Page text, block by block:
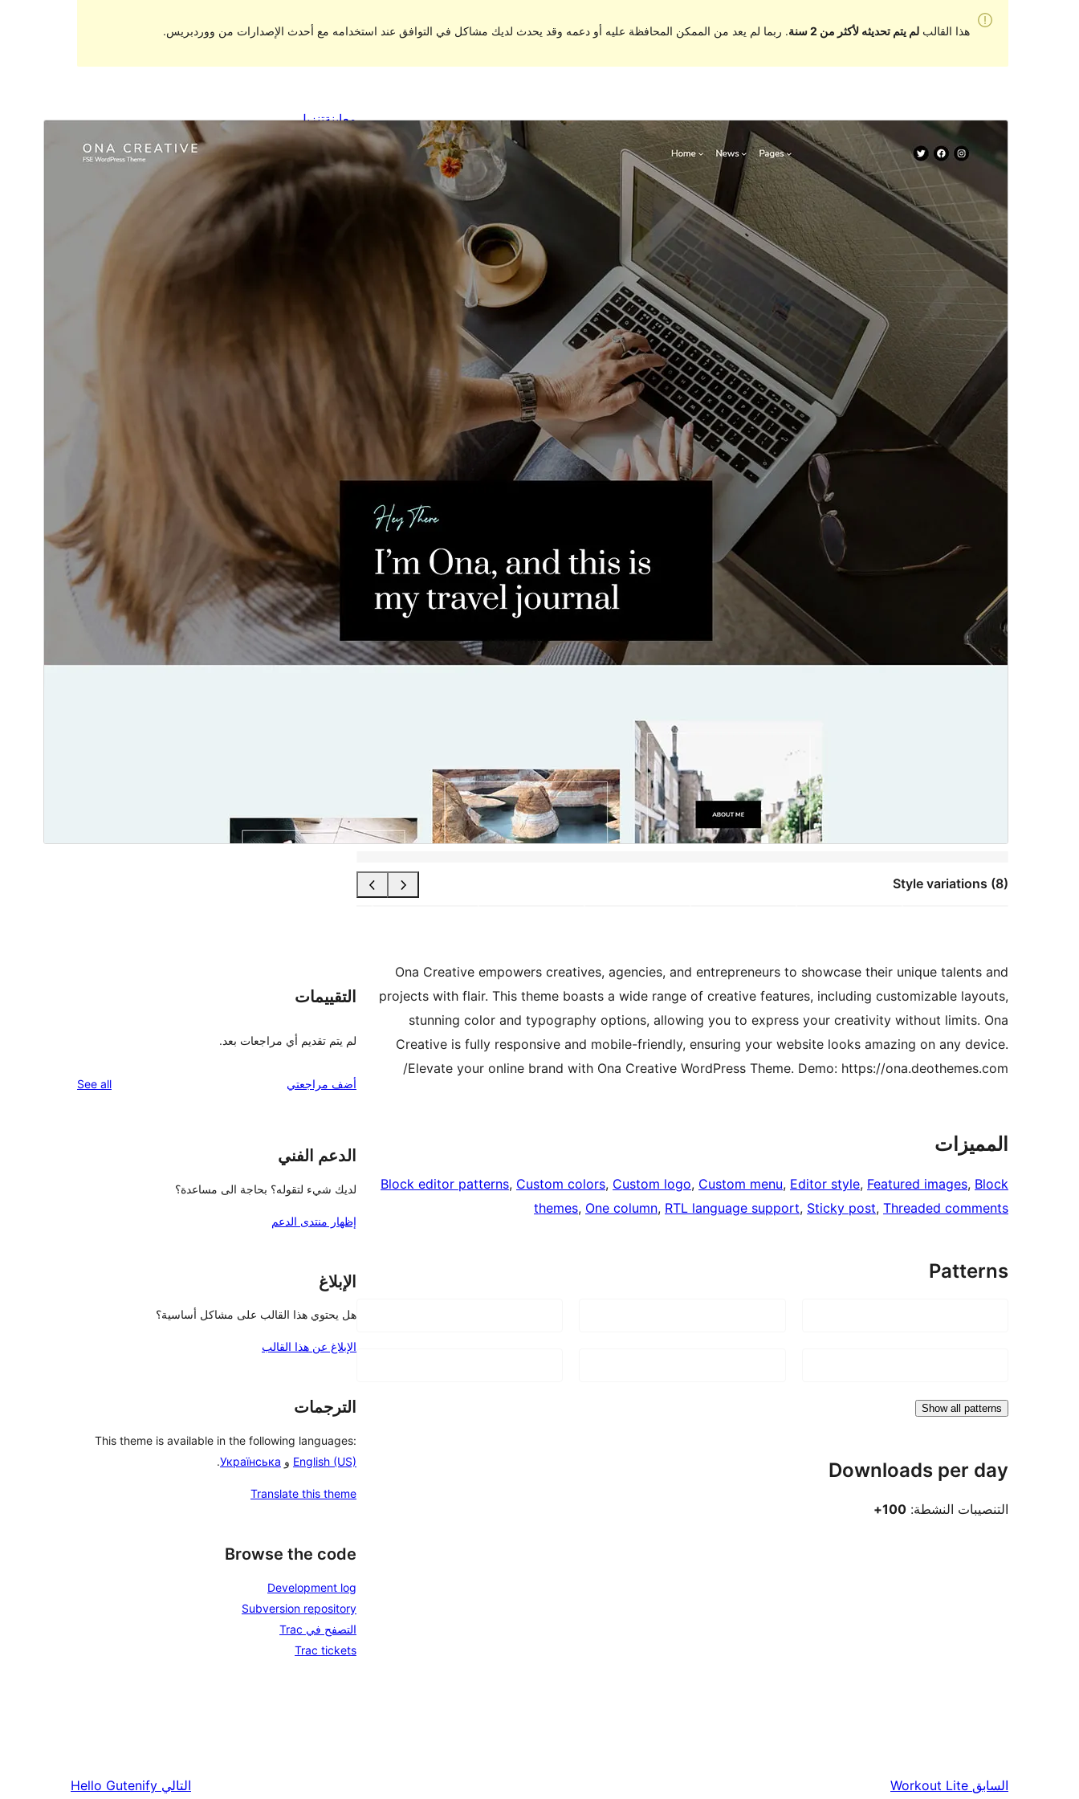
هذا القالبلم يتم تحديثه لأكثر من 2 سنة . ربما لم يعد من الممكن المحافظة عليه أو دعمه وقد يحدث لديك مشاكل في التوافق عند استخدامه مع أحدث الإصدارات من ووردبريس.
Style variations (8)
معاينةتنزيل
هذا قالب فرعي من
Ona Creative empowers creatives, agencies, and entrepreneurs to showcase their unique talents and
projects with flair. This theme boasts a wide range of creative features, including customizable layouts,
stunning color and typography options, allowing you to express your creativity without limits. Ona
Creative is fully responsive and mobile-friendly, ensuring your website looks amazing on any device.
Elevate your online brand with Ona Creative WordPress Theme. Demo: https://ona.deothemes.com/
المميزات
Block editor patterns, Custom colors, Custom logo, Custom menu, Editor style, Featured images, Block
themes, One column, RTL language support, Sticky post, Threaded comments
Patterns
Show all patterns
Downloads per day
التنصيبات النشطة: 100+
التقييمات
لم يتم تقديم أي مراجعات بعد.
أضف مراجعتي See all
الدعم الفني
لديك شيء لتقوله؟ بحاجة الى مساعدة؟
إظهار منتدى الدعم
الإبلاغ
هل يحتوي هذا القالب على مشاكل أساسية؟
الإبلاغ عن هذا القالب
الترجمات
This theme is available in the following languages:
English (US) و Українська
.
Translate this theme
Browse the code
Development log
Subversion repository
التصفح في Trac
Trac tickets
السابق Workout Lite التالي Hello Gutenify